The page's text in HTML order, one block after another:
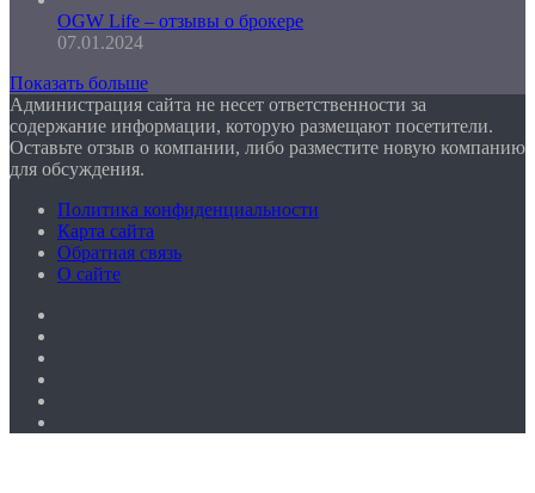
OGW Life – отзывы о брокере
07.01.2024
Показать больше
Администрация сайта не несет ответственности за
содержание информации, которую размещают посетители.
Оставьте отзыв о компании, либо разместите новую компанию
для обсуждения.
Политика конфиденциальности
Карта сайта
Обратная связь
О сайте